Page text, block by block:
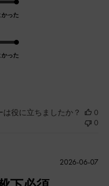
かった
かった
は役に立ちましたか？
0
0
公
2026-06-07